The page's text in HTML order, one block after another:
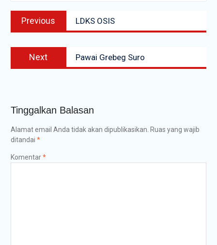
Navigasi
posPrevious
post:
LDKS OSIS
Next
post:
Pawai Grebeg Suro
Tinggalkan Balasan
Alamat email Anda tidak akan dipublikasikan. Ruas yang wajib
ditandai *
Komentar*